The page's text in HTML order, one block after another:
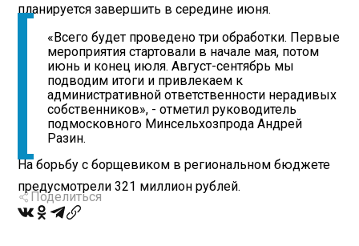
планируется завершить в середине июня.
«Всего будет проведено три обработки. Первые
мероприятия стартовали в начале мая, потом
июнь и конец июля. Август-сентябрь мы
подводим итоги и привлекаем к
административной ответственности нерадивых
собственников», - отметил руководитель
подмосковного Минсельхозпрода Андрей
Разин.
На борьбу с борщевиком в региональном бюджете
предусмотрели 321 миллион рублей.
Поделиться